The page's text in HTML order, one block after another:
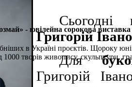
- ювілейна сорокова виставка
в Україні проєктів. Щороку
1000 творів живопису, скульптури,
Сьогодні
Григорій
Для
Григорій